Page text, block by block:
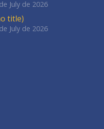
July de 2026
title)
July de 2026